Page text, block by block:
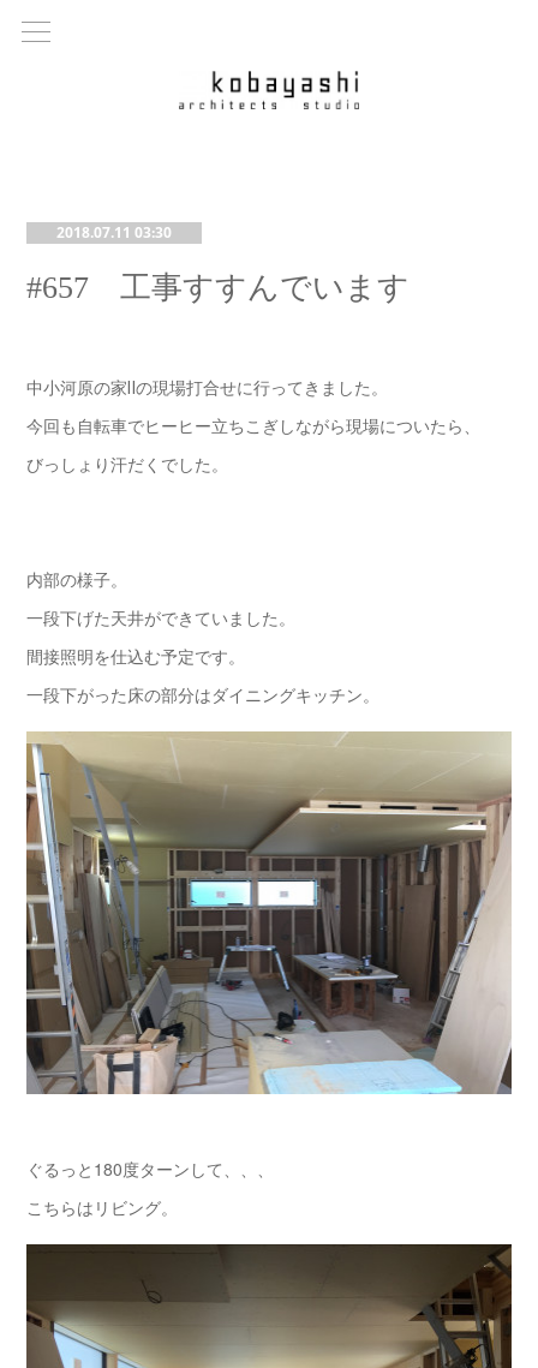
2018.07.11 03:30
#657 工事すすんでいます
中小河原の家Ⅱの現場打合せに行ってきました。
今回も自転車でヒーヒー立ちこぎしながら現場についたら、
びっしょり汗だくでした。
内部の様子。
一段下げた天井ができていました。
間接照明を仕込む予定です。
一段下がった床の部分はダイニングキッチン。
ぐるっと180度ターンして、、、
こちらはリビング。